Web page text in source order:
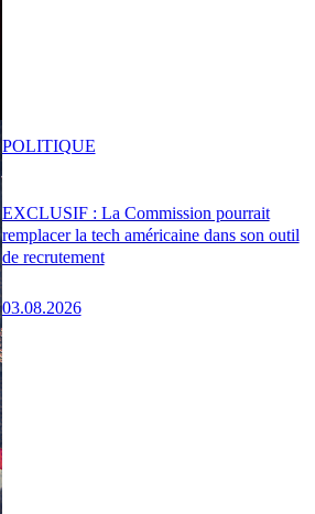
EXCLUSIF : La Commission pourrait
remplacer la tech américaine dans son outil
de recrutement
03.08.2026
POLITIQUE